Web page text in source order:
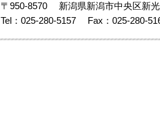
〒950-8570
新潟県新潟市中央区新
Tel：025-280-5157
Fax：025-280-